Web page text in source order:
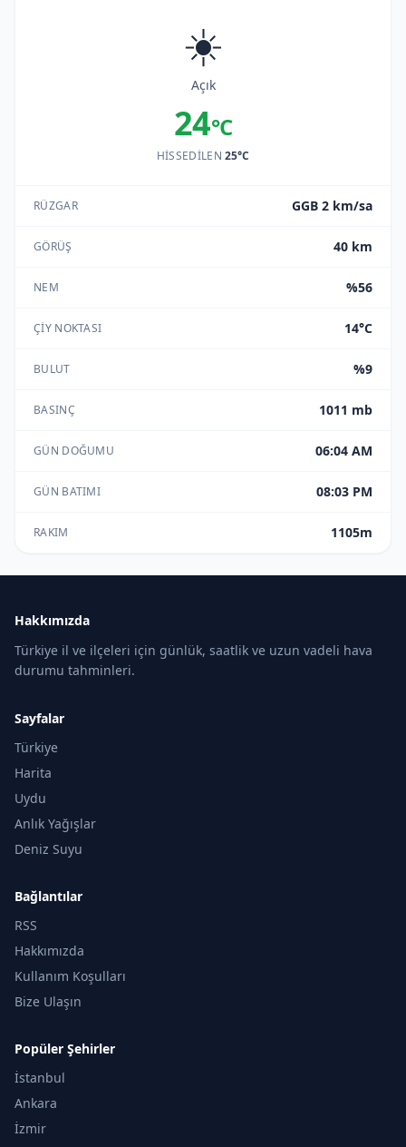
☀️
Açık
24°C
HISSEDILEN25°C
RÜZGAR GGB 2 km/sa
GÖRÜŞ 40 km
NEM %56
ÇIY NOKTASI 14°C
BULUT %9
BASINÇ 1011 mb
GÜN DOĞUMU 06:04 AM
GÜN BATIMI 08:03 PM
RAKIM 1105m
Hakkımızda
Türkiye il ve ilçeleri için günlük, saatlik ve uzun vadeli hava
durumu tahminleri.
Sayfalar
Türkiye
Harita
Uydu
Anlık Yağışlar
Deniz Suyu
Bağlantılar
RSS
Hakkımızda
Kullanım Koşulları
Bize Ulaşın
Popüler Şehirler
İstanbul
Ankara
İzmir